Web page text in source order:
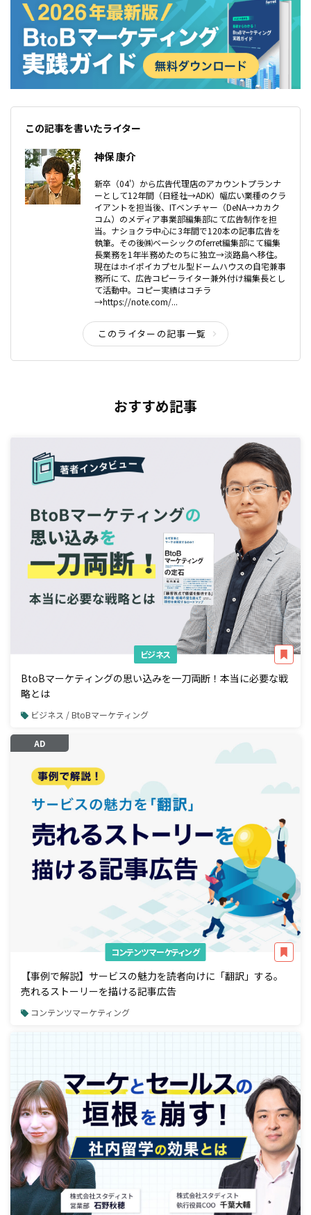
この記事を書いたライター
神保 康介
新卒（04'）から広告代理店のアカウントプランナ
ーとして12年間（日経社→ADK）幅広い業種のクラ
イアントを担当後、ITベンチャー（DeNA→カカク
コム）のメディア事業部編集部にて広告制作を担
当。ナショクラ中心に3年間で120本の記事広告を
執筆。その後㈱ベーシックのferret編集部にて編集
長業務を1年半務めたのちに独立→淡路島へ移住。
現在はホイポイカプセル型ドームハウスの自宅兼事
務所にて、広告コピーライター兼外付け編集長とし
て活動中。コピー実績はコチラ
→https://note.com/...
このライターの記事一覧
おすすめ記事
ビジネス
BtoBマーケティングの思い込みを一刀両断！本当に必要な戦
略とは
ビジネス / BtoBマーケティング
AD
コンテンツマーケティング
【事例で解説】サービスの魅力を読者向けに「翻訳」する。
売れるストーリーを描ける記事広告
コンテンツマーケティング